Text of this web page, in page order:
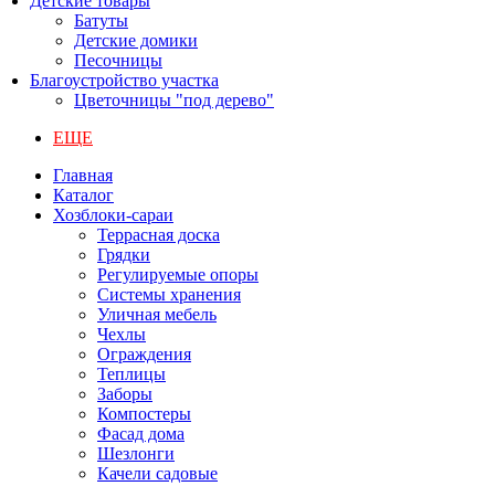
Батуты
Детские домики
Песочницы
Благоустройство участка
Цветочницы "под дерево"
ЕЩЕ
Главная
Каталог
Хозблоки-сараи
Террасная доска
Грядки
Регулируемые опоры
Системы хранения
Уличная мебель
Чехлы
Ограждения
Теплицы
Заборы
Компостеры
Фасад дома
Шезлонги
Качели садовые